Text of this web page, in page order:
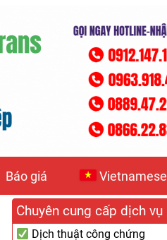
Báo giá Vietnamese
Chuyên cung cấp dịch vụ
Dịch thuật công chứng